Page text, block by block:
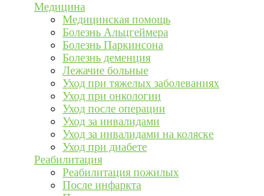
Медицина
Медицинская помощь
Болезнь Альцгеймера
Болезнь Паркинсона
Болезнь деменция
Лежачие больные
Уход при тяжелых заболеваниях
Уход при онкологии
Уход после операции
Уход за инвалидами
Уход за инвалидами на коляске
Уход при диабете
Реабилитация
Реабилитация пожилых
После инфаркта